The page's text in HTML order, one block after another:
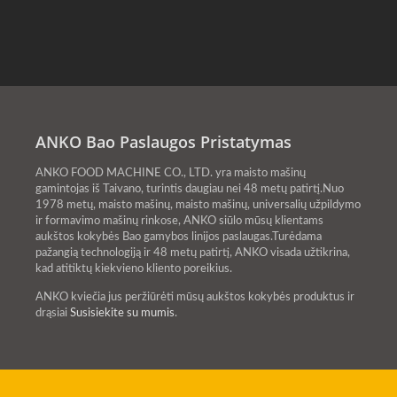
prieinamumą, kad atitiktų
siūlome maitinimo įrangos,
automatinio lygiavimo ir
stelažų pakrovimo mašinų,
svėrimo svarstyklių,
rentgeno inspekcijos
robotų rankų pasirinkimą.
baozi?
ANKO Bao Paslaugos Pristatymas
ANKO FOOD MACHINE CO., LTD. yra maisto mašinų
gamintojas iš Taivano, turintis daugiau nei 48 metų patirtį.Nuo
1978 metų, maisto mašinų, maisto mašinų, universalių užpildymo
ir formavimo mašinų rinkose, ANKO siūlo mūsų klientams
aukštos kokybės Bao gamybos linijos paslaugas.Turėdama
pažangią technologiją ir 48 metų patirtį, ANKO visada užtikrina,
kad atitiktų kiekvieno kliento poreikius.
ANKO kviečia jus peržiūrėti mūsų aukštos kokybės produktus ir
drąsiai Susisiekite su mumis.